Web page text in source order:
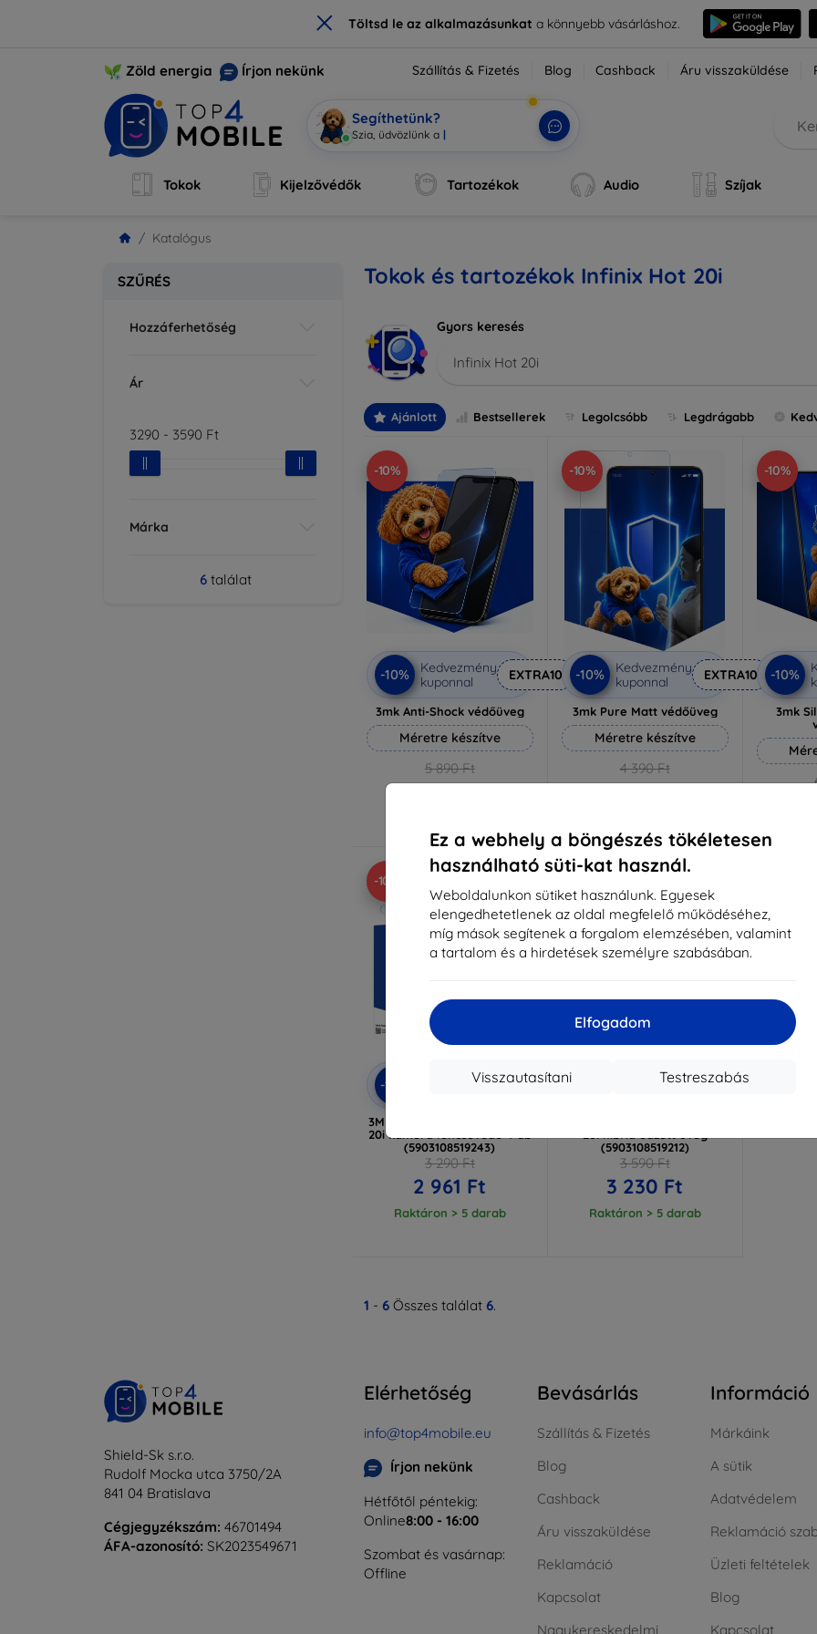
× Töltsd le az alkalmazásunkata könnyebb vásárláshoz.
Ez a webhely a böngészés tökéletesen
használható süti-kat használ.
Weboldalunkon sütiket használunk. Egyesek
elengedhetetlenek az oldal megfelelő működéséhez,
míg mások segítenek a forgalom elemzésében, valamint
a tartalom és a hirdetések személyre szabásában.
Elfogadom
Testreszabás
Visszautasítani
Zöld energia Írjon nekünk Szállítás & Fizetés Blog Cashback Áru visszaküldése
Segíthetünk?
M|
Tokok Kijelzővédők Tartozékok Audio Szíjak
Katalógus
SZŰRÉS
Hozzáferhetőség
Ár
3290 - 3590 Ft
Márka
6találat
Tokok és tartozékok Infinix Hot 20i
Gyors keresés
Infinix Hot 20i
Ajánlott Bestsellerek Legolcsóbb Legdrágabb
-10%
-10%
Kedvezmény
kuponnal
EXTRA10
3mk Anti-Shock védőüveg
Méretre készítve
5 890 Ft
5 301 Ft
-10%
-10%
Kedvezmény
kuponnal
EXTRA10
3mk Pure Matt védőüveg
Méretre készítve
4 390 Ft
3 951 Ft
-10%
-10%
3mk
-10%
-10%
Kedvezmény
EXTRA10
3MK Lens Protect Infinix Hot
20i kamera lencsevédő 4 db
(5903108519243)
3 290 Ft
2 961 Ft
Raktáron > 5 darab
Kedvezmény
EXTRA10
(5903108519212)
3 590 Ft
3 230 Ft
Raktáron > 5 darab
1 - 6 Összes találat 6.
Shield-Sk s.r.o.
Rudolf Mocka utca 3750/2A
841 04 Bratislava
Cégjegyzékszám: 46701494
ÁFA-azonosító: SK2023549671
Elérhetőség
info@top4mobile.eu
Írjon nekünk
Hétfőtől péntekig:
Online8:00 - 16:00
Szombat és vasárnap:
Offline
Bevásárlás
Szállítás & Fizetés
Blog
Cashback
Áru visszaküldése
Reklamáció
Kapcsolat
Nagykereskedelmi
Információ
Márkáink
A sütik
Adatvédelem
Reklamáció
Üzleti feltételek
Blog
Kapcsolat